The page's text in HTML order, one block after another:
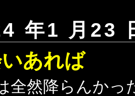
年1 月23
あれば
全然降らんかっ